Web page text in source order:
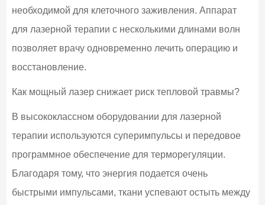
необходимой для клеточного заживления. Аппарат
для лазерной терапии с несколькими длинами волн
позволяет врачу одновременно лечить операцию и
восстановление.
Как мощный лазер снижает риск тепловой травмы?
В высококлассном оборудовании для лазерной
терапии используются суперимпульсы и передовое
программное обеспечение для терморегуляции.
Благодаря тому, что энергия подается очень
быстрыми импульсами, ткани успевают остыть между